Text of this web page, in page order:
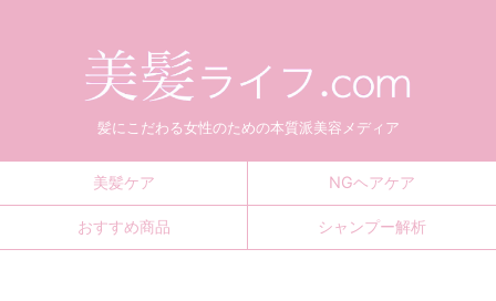
髪にこだわる女性のための本質派美容メディア
美髪ケア NGヘアケア
おすすめ商品 シャンプー解析